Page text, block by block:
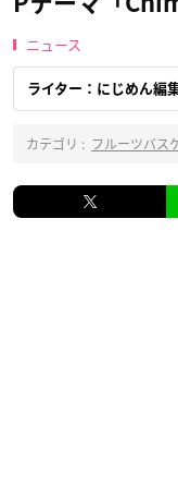
ニュース
ライター：にじめん編
カテゴリ : フルーツバス